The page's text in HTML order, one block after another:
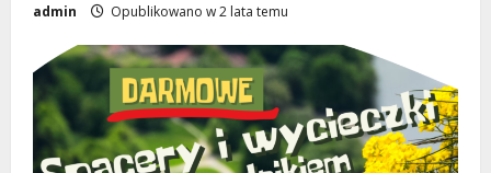
admin Opublikowano w 2 lata temu